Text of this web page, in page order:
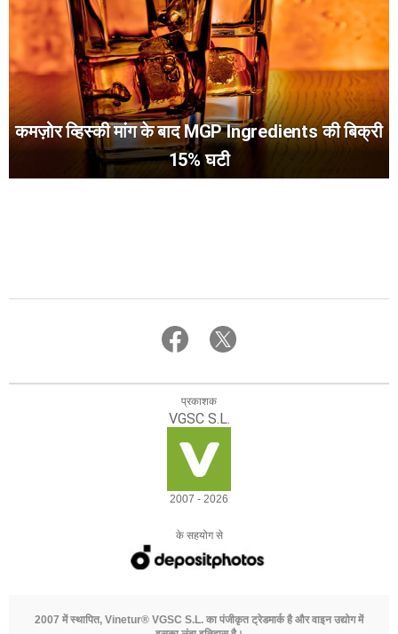
कमज़ोर व्हिस्की मांग के बाद MGP Ingredients की बिक्री
15% घटी
प्रकाशक
VGSC S.L.
2007 - 2026
के सहयोग से
2007 में स्थापित, Vinetur® VGSC S.L. का पंजीकृत ट्रेडमार्क है और वाइन उद्योग में